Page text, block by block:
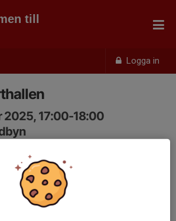
Logga in
till
2025, 17:00-18:00